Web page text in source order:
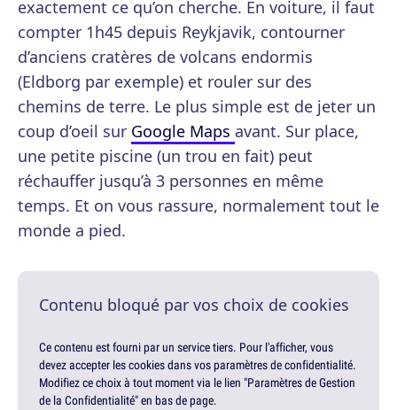
exactement ce qu’on cherche. En voiture, il faut
compter 1h45 depuis Reykjavik, contourner
d’anciens cratères de volcans endormis
(Eldborg par exemple) et rouler sur des
chemins de terre. Le plus simple est de jeter un
coup d’oeil sur Google Maps avant. Sur place,
une petite piscine (un trou en fait) peut
réchauffer jusqu’à 3 personnes en même
temps. Et on vous rassure, normalement tout le
monde a pied.
Contenu bloqué par vos choix de cookies
Ce contenu est fourni par un service tiers. Pour l'afficher, vous
devez accepter les cookies dans vos paramètres de confidentialité.
Modifiez ce choix à tout moment via le lien "Paramètres de Gestion
de la Confidentialité" en bas de page.